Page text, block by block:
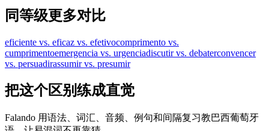
同等级更多对比
eficiente vs. eficaz vs. efetivocomprimento vs.
cumprimentoemergencia vs. urgenciadiscutir vs. debaterconvencer
vs. persuadirassumir vs. presumir
把这个区别练成直觉
Falando 用语法、词汇、音频、例句和间隔复习教巴西葡萄牙